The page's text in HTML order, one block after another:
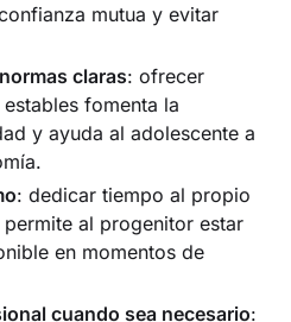
mutua y evitar
claras: ofrecer
fomenta la
y ayuda al adolescente a
: dedicar tiempo al propio
al progenitor estar
en momentos de
cuando sea necesario: